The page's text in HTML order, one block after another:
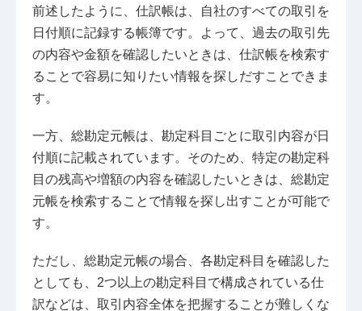
前述したように、仕訳帳は、自社のすべての取引を
日付順に記録する帳簿です。よって、過去の取引先
の内容や金額を確認したいときは、仕訳帳を検索す
ることで容易に知りたい情報を探しだすことできま
す。
一方、総勘定元帳は、勘定科目ごとに取引内容が日
付順に記載されています。そのため、特定の勘定科
目の残高や増額の内容を確認したいときは、総勘定
元帳を検索することで情報を探し出すことが可能で
す。
ただし、総勘定元帳の場合、各勘定科目を確認した
としても、2つ以上の勘定科目で構成されている仕
訳などは、取引内容全体を把握することが難しくな